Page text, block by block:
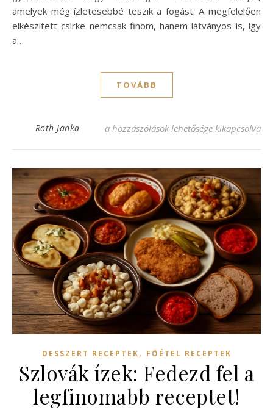
amelyek még ízletesebbé teszik a fogást. A megfelelően
elkészített csirke nemcsak finom, hanem látványos is, így
a…
TOVÁBB
Roth Janka Ünnepi csirke receptek: ínycsiklandó
a hozzászólások lehetősége kikapcsolva
DESSZERT RECEPTEK, FŐÉTEL RECEPTEK
Szlovák ízek: Fedezd fel a
legfinomabb receptet!